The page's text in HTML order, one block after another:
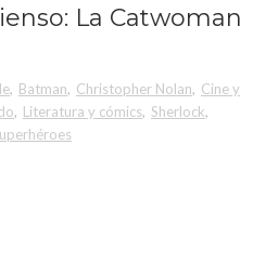
La Catwoman
, Batman, Christopher Nolan, Cine y
, Literatura y cómics, Sherlock,